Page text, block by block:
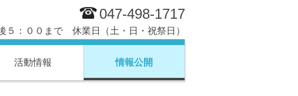
047-498-1717
：００まで 休業日（土・日・祝祭日）
活動情報 情報公開